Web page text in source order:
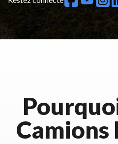
Camions